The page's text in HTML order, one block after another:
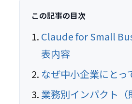
この記事の目次
Claude for Small
表内容
なぜ中小企業にとっ
業務別インパクト（